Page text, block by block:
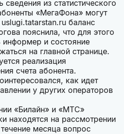
из статистического
«МегаФона» могут
баланс
пояснила, что для этого
и состояние
на главной странице.
реализация
счета абонента.
как идет
у других операторов
«Билайн» и «МТС»
находятся на рассмотрении
месяца вопрос